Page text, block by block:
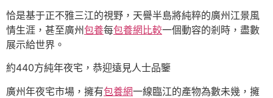
恰是基于正不雅三江的視野，天譽半島將純粹的廣州江景風
情生涯，甚至廣州包養每包養網比較一個動容的剎時，盡數
展示給世界。
約440方純年夜宅，恭迎遠見人士品鑒
廣州年夜宅市場，擁有包養網一線臨江的產物為數未幾，擁